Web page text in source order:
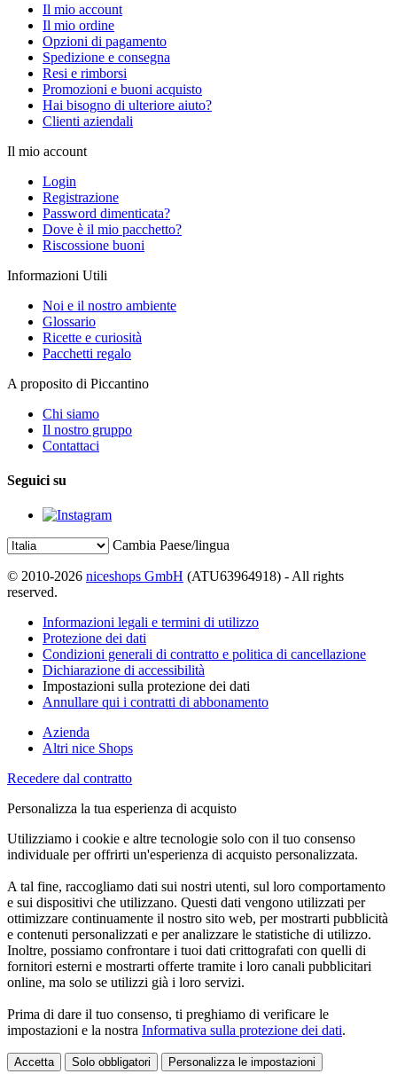
Il mio account
Il mio ordine
Opzioni di pagamento
Spedizione e consegna
Resi e rimborsi
Promozioni e buoni acquisto
Hai bisogno di ulteriore aiuto?
Clienti aziendali
Il mio account
Login
Registrazione
Password dimenticata?
Dove è il mio pacchetto?
Riscossione buoni
Informazioni Utili
Noi e il nostro ambiente
Glossario
Ricette e curiosità
Pacchetti regalo
A proposito di Piccantino
Chi siamo
Il nostro gruppo
Contattaci
Seguici su
Cambia Paese/lingua
© 2010-2026 niceshops GmbH (ATU63964918) - All rights
reserved.
Informazioni legali e termini di utilizzo
Protezione dei dati
Condizioni generali di contratto e politica di cancellazione
Dichiarazione di accessibilità
Impostazioni sulla protezione dei dati
Annullare qui i contratti di abbonamento
Azienda
Altri nice Shops
Recedere dal contratto
Personalizza la tua esperienza di acquisto
Utilizziamo i cookie e altre tecnologie solo con il tuo consenso
individuale per offrirti un'esperienza di acquisto personalizzata.
A tal fine, raccogliamo dati sui nostri utenti, sul loro comportamento
e sui dispositivi che utilizzano. Questi dati vengono utilizzati per
ottimizzare continuamente il nostro sito web, per mostrarti pubblicità
e contenuti personalizzati e per analizzare le statistiche di utilizzo.
Inoltre, possiamo confrontare i tuoi dati crittografati con quelli di
fornitori esterni e mostrarti offerte tramite i loro canali pubblicitari
online, ma solo se utilizzi già i loro servizi.
Prima di dare il tuo consenso, ti preghiamo di verificare le
impostazioni e la nostra Informativa sulla protezione dei dati.
Accetta Solo obbligatori Personalizza le impostazioni